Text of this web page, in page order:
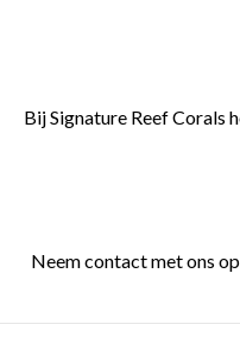
Bij Signature Reef Corals
Neem contact met ons